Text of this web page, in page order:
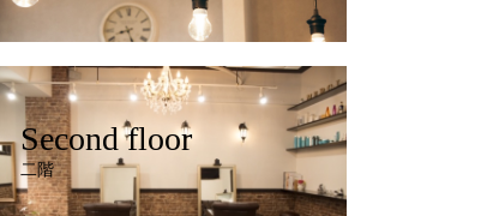
Second floor
二階